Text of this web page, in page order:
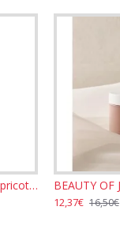
BEAUTY OF JOSEON - Apricot Blossom Peeling Gel 150ml
12,37€ 16,50€